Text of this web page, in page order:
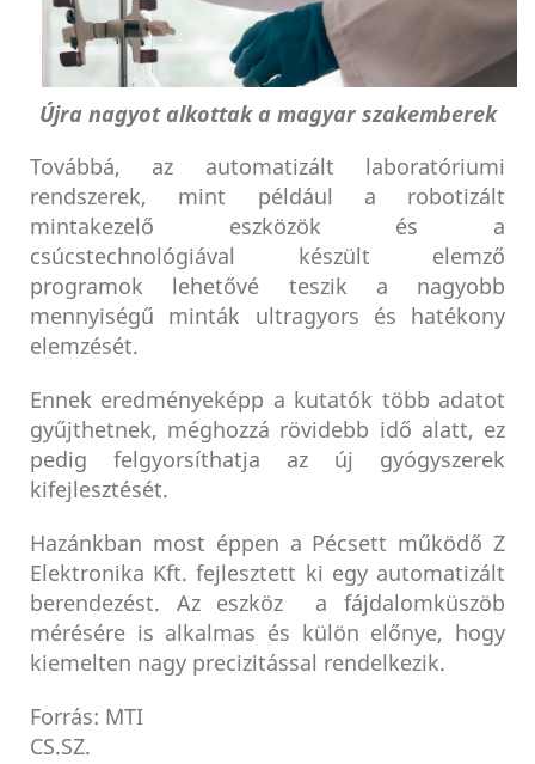
Újra nagyot alkottak a magyar szakemberek
Továbbá, az automatizált laboratóriumi
rendszerek, mint például a robotizált
mintakezelő eszközök és a
csúcstechnológiával készült elemző
programok lehetővé teszik a nagyobb
mennyiségű minták ultragyors és hatékony
elemzését.
Ennek eredményeképp a kutatók több adatot
gyűjthetnek, méghozzá rövidebb idő alatt, ez
pedig felgyorsíthatja az új gyógyszerek
kifejlesztését.
Hazánkban most éppen a Pécsett működő Z
Elektronika Kft. fejlesztett ki egy automatizált
berendezést. Az eszköz a fájdalomküszöb
mérésére is alkalmas és külön előnye, hogy
kiemelten nagy precizitással rendelkezik.
Forrás: MTI
CS.SZ.